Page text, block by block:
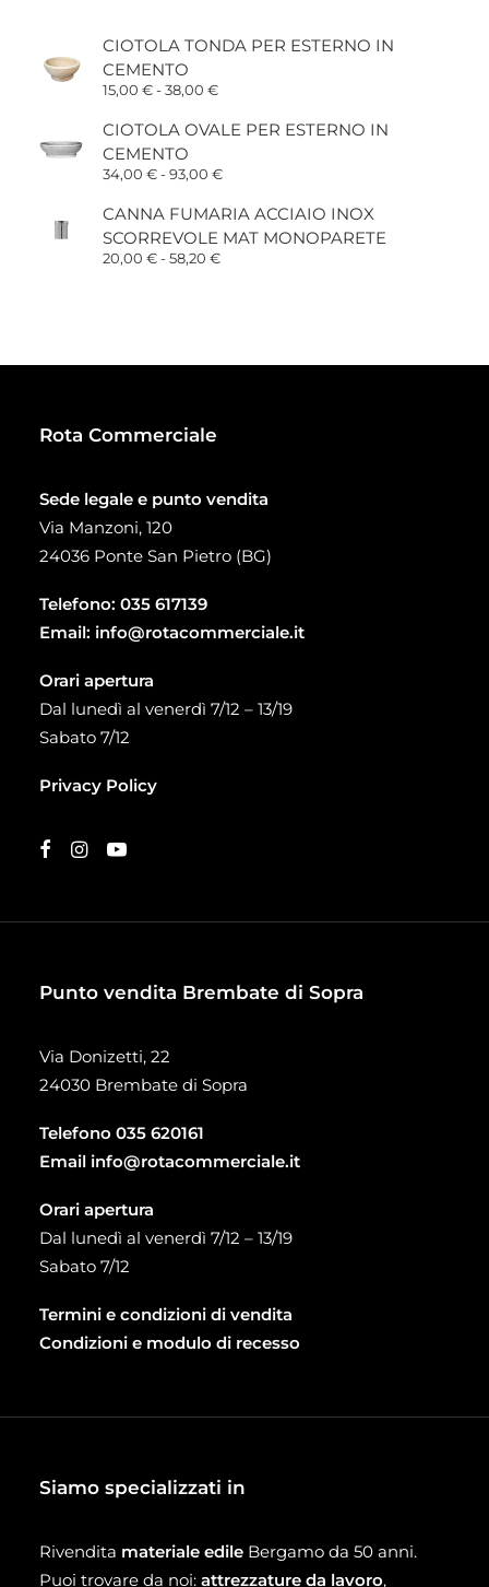
CIOTOLA TONDA PER ESTERNO IN
CEMENTO
15,00 €-38,00 €Fascia
prezzo:
da
a
CIOTOLA OVALE PER ESTERNO IN
CEMENTO
34,00 €-93,00 €Fascia
prezzo:
da
34,00 €
CANNA FUMARIA ACCIAIO INOX
SCORREVOLE MAT MONOPARETE
20,00 €-58,20 €Fascia
Rota Commerciale
Sede legale e punto vendita
Via Manzoni, 120
24036 Ponte San Pietro (BG)
Telefono: 035 617139
Email: info@rotacommerciale.it
Orari apertura
Dal lunedì al venerdì 7/12 – 13/19
Sabato 7/12
Privacy Policy
Punto vendita Brembate di Sopra
Via Donizetti, 22
24030 Brembate di Sopra
Telefono 035 620161
Email info@rotacommerciale.it
Orari apertura
Dal lunedì al venerdì 7/12 – 13/19
Sabato 7/12
Termini e condizioni di vendita
Condizioni e modulo di recesso
Siamo specializzati in
Rivendita materiale edile Bergamo da 50 anni.
Puoi trovare da noi: attrezzature da lavoro,